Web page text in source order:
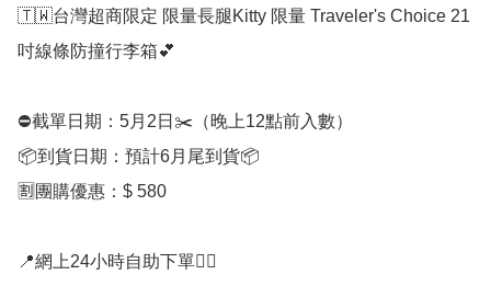
🇹🇼台灣超商限定 限量長腿Kitty 限量 Traveler's Choice 21
吋線條防撞行李箱💕
⛔️截單日期：5月2日✂️（晚上12點前入數）
📦到貨日期：預計6月尾到貨📦
🈹團購優惠：$ 580
📍網上24小時自助下單👍🏻